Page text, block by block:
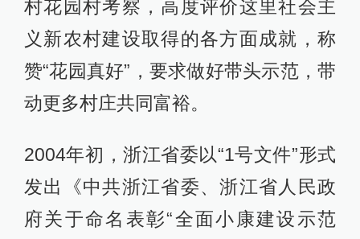
村花园村考察，高度评价这里社会主
义新农村建设取得的各方面成就，称
赞“花园真好”，要求做好带头示范，带
动更多村庄共同富裕。
2004年初，浙江省委以“1号文件”形式
发出《中共浙江省委、浙江省人民政
府关于命名表彰“全面小康建设示范